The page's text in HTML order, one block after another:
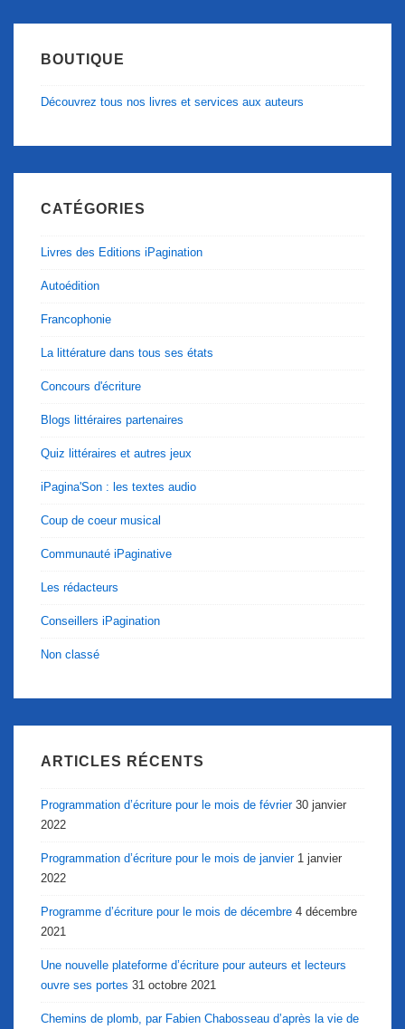
BOUTIQUE
Découvrez tous nos livres et services aux auteurs
CATÉGORIES
Livres des Editions iPagination
Autoédition
Francophonie
La littérature dans tous ses états
Concours d'écriture
Blogs littéraires partenaires
Quiz littéraires et autres jeux
iPagina'Son : les textes audio
Coup de coeur musical
Communauté iPaginative
Les rédacteurs
Conseillers iPagination
Non classé
ARTICLES RÉCENTS
Programmation d’écriture pour le mois de février 30 janvier
2022
Programmation d’écriture pour le mois de janvier 1 janvier
2022
Programme d’écriture pour le mois de décembre 4 décembre
2021
Une nouvelle plateforme d’écriture pour auteurs et lecteurs
ouvre ses portes 31 octobre 2021
Chemins de plomb, par Fabien Chabosseau d’après la vie de